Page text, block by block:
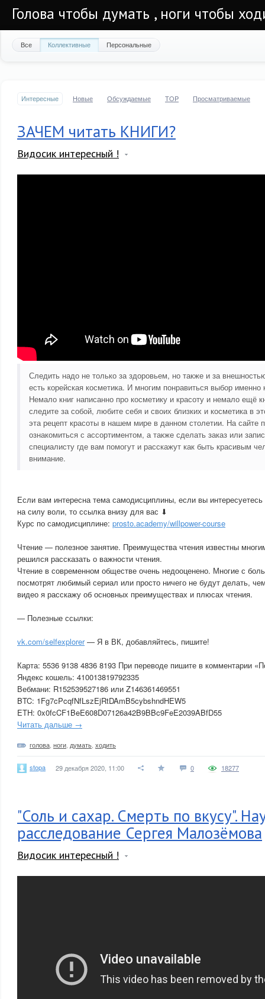
Голова чтобы думать , ноги чтобы
Все Коллективные Персональные
Интересные Новые Обсуждаемые TOP Просматриваемые
ЗАЧЕМ читать КНИГИ?
Видосик интересный !
Следить надо не только за здоровьем, но также и за
есть корейская косметика. И многим понравиться выбор именно
Немало книг написанно про косметику и красоту и немало ещё
следите за собой, любите себя и своих близких и косметика в
эта рецепт красоты в нашем мире в данном столетии. На сайте
ознакомиться с ассортиментом, а также сделать заказ или
специалисту где вам помогут и расскажут как быть красивым
внимание.
Если вам интересна тема самодисциплины, если вы
на силу воли, то ссылка внизу для вас ⬇
Курс по самодисциплине: prosto.academy/willpower-course
Чтение — полезное занятие. Преимущества чтения известны
решился рассказать о важности чтения.
Чтение в современном обществе очень недооценено. Многие с
посмотрят любимый сериал или просто ничего не будут делать,
видео я расскажу об основных преимуществах и плюсах чтения.
— Полезные ссылки:
vk.com/selfexplorer— Я в ВК, добавляйтесь, пишите!
Карта: 5536 9138 4836 8193 При переводе пишите в комментарии
Яндекс кошель: 410013819792335
Вебмани: R152539527186 или Z146361469551
BTC: 1Fg7cPcqfNfLszEjRtDAmB5cybshndHEW5
ETH: 0x0fcCF1BeE608D07126a42B9BBc9FeE2039ABfD55
Читать дальше →
голова ноги думать ходить
stopa 29 декабря 2020, 11:00 0 18277
"Соль и сахар. Смерть по вкусу".
расследование Сергея Малозёмова
Видосик интересный !